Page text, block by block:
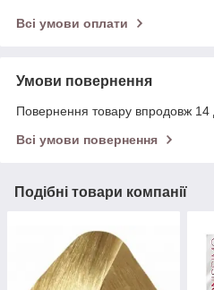
Всі умови оплати
Умови повернення
Повернення товару впродовж 14
Всі умови повернення
Подібні товари компанії